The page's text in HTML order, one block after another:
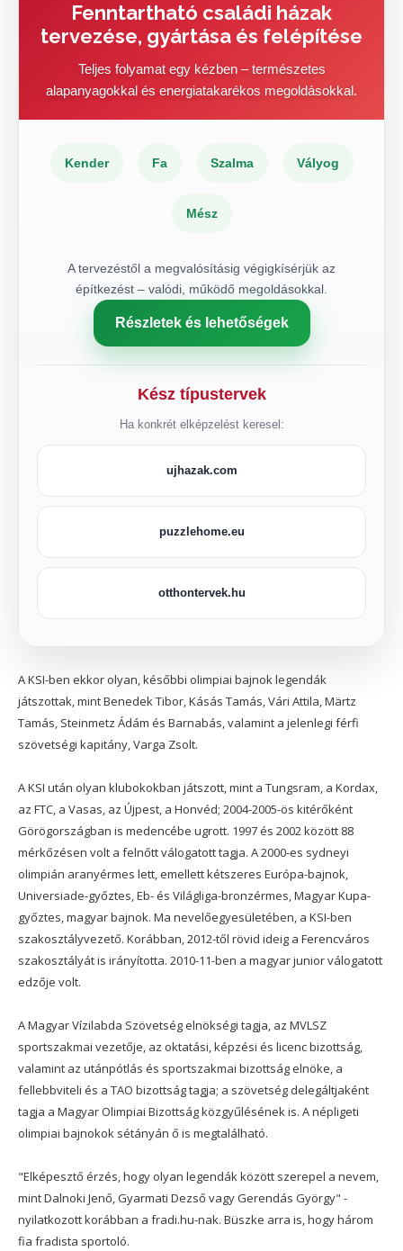
Fenntartható családi házak
tervezése, gyártása és felépítése
Teljes folyamat egy kézben – természetes
alapanyagokkal és energiatakarékos megoldásokkal.
Kender Fa Szalma Vályog
Mész
A tervezéstől a megvalósításig végigkísérjük az
építkezést – valódi, működő megoldásokkal.
Részletek és lehetőségek
Kész típustervek
Ha konkrét elképzelést keresel:
ujhazak.com
puzzlehome.eu
otthontervek.hu
A KSI-ben ekkor olyan, későbbi olimpiai bajnok legendák
játszottak, mint Benedek Tibor, Kásás Tamás, Vári Attila, Märtz
Tamás, Steinmetz Ádám és Barnabás, valamint a jelenlegi férfi
szövetségi kapitány, Varga Zsolt.
A KSI után olyan klubokokban játszott, mint a Tungsram, a Kordax,
az FTC, a Vasas, az Újpest, a Honvéd; 2004-2005-ös kitérőként
Görögországban is medencébe ugrott. 1997 és 2002 között 88
mérkőzésen volt a felnőtt válogatott tagja. A 2000-es sydneyi
olimpián aranyérmes lett, emellett kétszeres Európa-bajnok,
Universiade-győztes, Eb- és Világliga-bronzérmes, Magyar Kupa-
győztes, magyar bajnok. Ma nevelőegyesületében, a KSI-ben
szakosztályvezető. Korábban, 2012-től rövid ideig a Ferencváros
szakosztályát is irányította. 2010-11-ben a magyar junior válogatott
edzője volt.
A Magyar Vízilabda Szövetség elnökségi tagja, az MVLSZ
sportszakmai vezetője, az oktatási, képzési és licenc bizottság,
valamint az utánpótlás és sportszakmai bizottság elnöke, a
fellebbviteli és a TAO bizottság tagja; a szövetség delegáltjaként
tagja a Magyar Olimpiai Bizottság közgyűlésének is. A népligeti
olimpiai bajnokok sétányán ő is megtalálható.
"Elképesztő érzés, hogy olyan legendák között szerepel a nevem,
mint Dalnoki Jenő, Gyarmati Dezső vagy Gerendás György" -
nyilatkozott korábban a fradi.hu-nak. Büszke arra is, hogy három
fia fradista sportoló.